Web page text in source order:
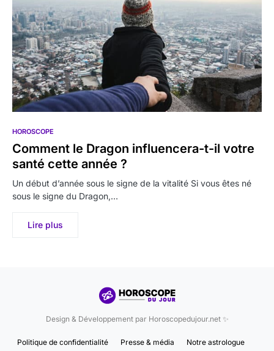
HOROSCOPE
Comment le Dragon influencera-t-il votre
santé cette année ?
Un début d’année sous le signe de la vitalité Si vous êtes né
sous le signe du Dragon,…
Lire plus
Design & Développement par Horoscopedujour.net ✨
Politique de confidentialité Presse & média Notre astrologue